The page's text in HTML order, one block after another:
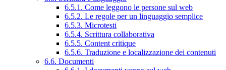
6.5.1. Come leggono le persone sul web
6.5.2. Le regole per un linguaggio semplice
6.5.3. Microtesti
6.5.4. Scrittura collaborativa
6.5.5. Content critique
6.5.6. Traduzione e localizzazione dei contenuti
6.6. Documenti